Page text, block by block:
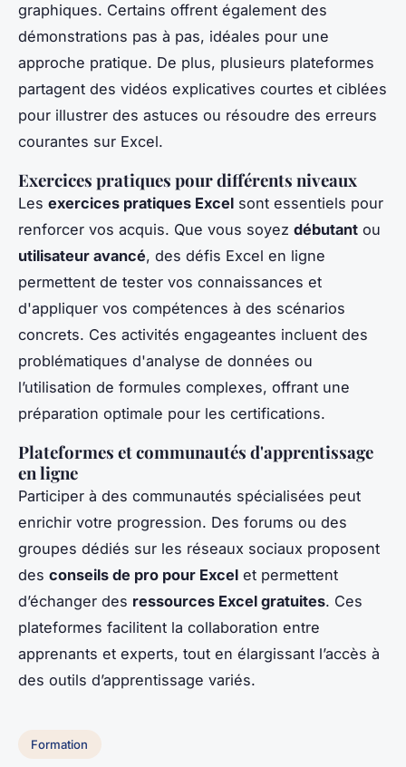
graphiques. Certains offrent également des
démonstrations pas à pas, idéales pour une
approche pratique. De plus, plusieurs plateformes
partagent des vidéos explicatives courtes et ciblées
pour illustrer des astuces ou résoudre des erreurs
courantes sur Excel.
Exercices pratiques pour différents niveaux
Les exercices pratiques Excel sont essentiels pour
renforcer vos acquis. Que vous soyez débutant ou
utilisateur avancé, des défis Excel en ligne
permettent de tester vos connaissances et
d'appliquer vos compétences à des scénarios
concrets. Ces activités engageantes incluent des
problématiques d'analyse de données ou
l’utilisation de formules complexes, offrant une
préparation optimale pour les certifications.
Plateformes et communautés d'apprentissage
en ligne
Participer à des communautés spécialisées peut
enrichir votre progression. Des forums ou des
groupes dédiés sur les réseaux sociaux proposent
des conseils de pro pour Excel et permettent
d’échanger des ressources Excel gratuites. Ces
plateformes facilitent la collaboration entre
apprenants et experts, tout en élargissant l’accès à
des outils d’apprentissage variés.
Formation